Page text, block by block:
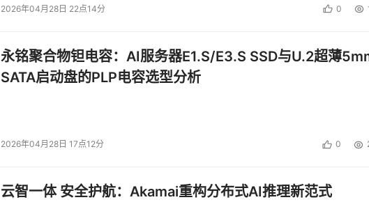
2026年04月28日 22点14分 0
永铭聚合物钽电容：AI服务器E1.S/E3.S SSD与U.2超薄
SATA启动盘的PLP电容选型分析
2026年04月28日 17点12分 0
云智一体 安全护航：Akamai重构分布式AI推理新范式